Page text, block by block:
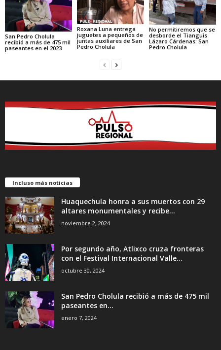
San Pedro Cholula
recibió a más de 475 mil
paseantes en el 2023
Roxana Luna entrega
juguetes a pequeños de
juntas auxiliares de San
Pedro Cholula
No permitiremos que se
desborde el Tianguis
Lázaro Cárdenas: San
Pedro Cholula
Incluso más noticias
Huaquechula honra a sus muertos con 29
altares monumentales y recibe...
noviembre 2, 2024
Por segundo año, Atlixco cruza fronteras
con el Festival Internacional Valle...
octubre 30, 2024
San Pedro Cholula recibió a más de 475 mil
paseantes en...
enero 7, 2024